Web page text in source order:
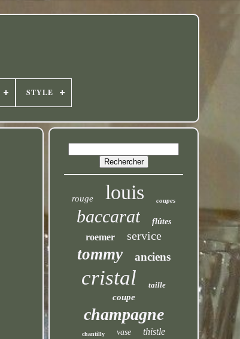
STYLE
rouge louis coupes
baccarat flûtes
roemer service
tommy anciens
cristal taille
coupe
champagne
chantilly vase thistle